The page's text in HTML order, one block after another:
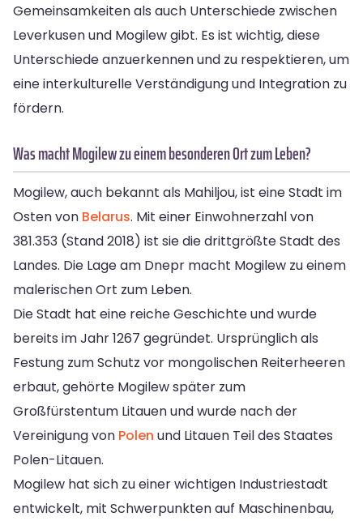
Gemeinsamkeiten als auch Unterschiede zwischen
Leverkusen und Mogilew gibt. Es ist wichtig, diese
Unterschiede anzuerkennen und zu respektieren, um
eine interkulturelle Verständigung und Integration zu
fördern.
Was macht Mogilew zu einem besonderen Ort zum Leben?
Mogilew, auch bekannt als Mahiljou, ist eine Stadt im
Osten von Belarus. Mit einer Einwohnerzahl von
381.353 (Stand 2018) ist sie die drittgrößte Stadt des
Landes. Die Lage am Dnepr macht Mogilew zu einem
malerischen Ort zum Leben.
Die Stadt hat eine reiche Geschichte und wurde
bereits im Jahr 1267 gegründet. Ursprünglich als
Festung zum Schutz vor mongolischen Reiterheeren
erbaut, gehörte Mogilew später zum
Großfürstentum Litauen und wurde nach der
Vereinigung von Polen und Litauen Teil des Staates
Polen-Litauen.
Mogilew hat sich zu einer wichtigen Industriestadt
entwickelt, mit Schwerpunkten auf Maschinenbau,